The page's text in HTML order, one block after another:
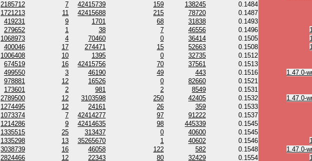
2185712 7 42415739 159 138245
0.1484
1721213 11 42415688 215 78720
0.1487
419231 9 1701 68 31838
0.1493
279652 1 38 7 46556 0.1496
1068973 4 70460 0 36414 0.1505
400046 17 274471 15 52663 0.1508
1006408 10 1395 0 32735
0.1512
674519 16 42415756 70 37561
0.1513
499550 3 46190 49 443 0.1516
1.47.0-
978881 12 16526 0 82660
0.1521
173601 2 981 2 8549
0.1531
2789500 12 3103598 250 42405 0.1532
1.47.0-
1274495 12 24161 26 359
0.1533
1073374 7 42414277 97 91222
0.1537
1214286 9 42414635 98 445339
0.1545
1335515 25 313437 0 40600
0.1545
1335298 13 35265670 1 40602 0.1546
3038739 16 46058 122 582 0.1548
1.47.0-
2824466 12 22343 80 32429 0.1554